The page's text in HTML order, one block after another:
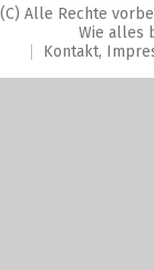
(C) Alle Rechte
Wie alles
Kontakt,